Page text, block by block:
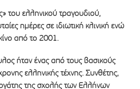
του ελληνικού τραγουδιού,
ημέρες σε ιδιωτική κλινική ενώ
από το 2001.
ήταν ένας από τους βασικούς
ελληνικής τέχνης. Συνθέτης,
της σχολής των Ελλήνων